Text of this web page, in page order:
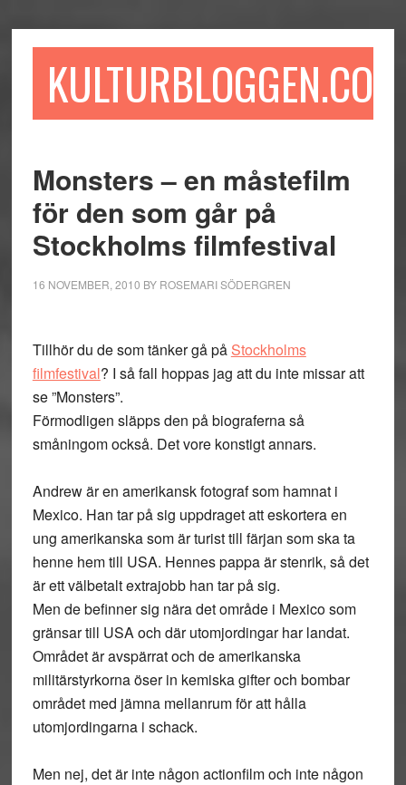
till
till
sidofältet
till
KULTURBLOGGEN.COM
Monsters – en måstefilm
för den som går på
Stockholms filmfestival
16 NOVEMBER, 2010 BY ROSEMARI SÖDERGREN
Tillhör du de som tänker gå på Stockholms
filmfestival? I så fall hoppas jag att du inte missar att
se ”Monsters”.
Förmodligen släpps den på biograferna så
småningom också. Det vore konstigt annars.
Andrew är en amerikansk fotograf som hamnat i
Mexico. Han tar på sig uppdraget att eskortera en
ung amerikanska som är turist till färjan som ska ta
henne hem till USA. Hennes pappa är stenrik, så det
är ett välbetalt extrajobb han tar på sig.
Men de befinner sig nära det område i Mexico som
gränsar till USA och där utomjordingar har landat.
Området är avspärrat och de amerikanska
militärstyrkorna öser in kemiska gifter och bombar
området med jämna mellanrum för att hålla
utomjordingarna i schack.
Men nej, det är inte någon actionfilm och inte någon